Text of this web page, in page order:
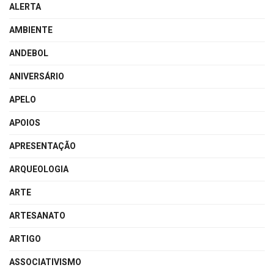
ALERTA
AMBIENTE
ANDEBOL
ANIVERSÁRIO
APELO
APOIOS
APRESENTAÇÃO
ARQUEOLOGIA
ARTE
ARTESANATO
ARTIGO
ASSOCIATIVISMO